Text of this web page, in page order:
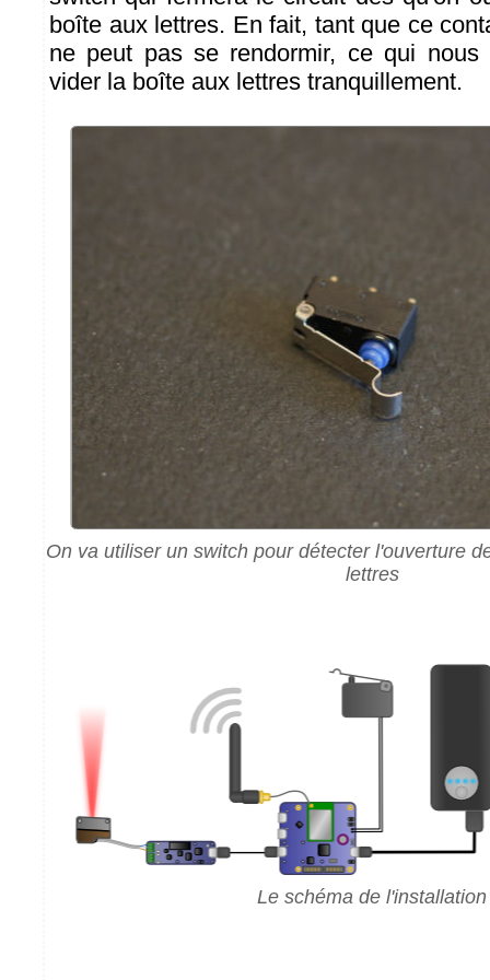
boîte aux lettres. En fait, tant que ce
ne peut pas se rendormir, ce qui
vider la boîte aux lettres tranquillement.
On va utiliser un switch pour détecter l'ouverture
lettres
Le schéma de l'installation